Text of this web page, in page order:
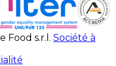
Food s.r.l. Société à